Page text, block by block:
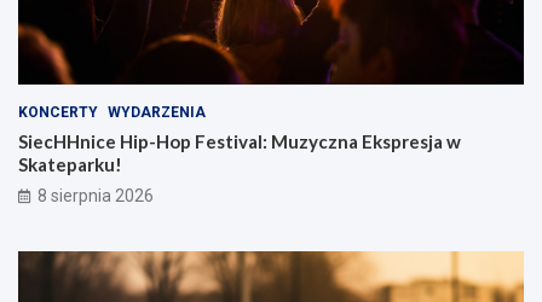
KONCERTY WYDARZENIA
SiecHHnice Hip-Hop Festival: Muzyczna Ekspresja w
Skateparku!
8 sierpnia 2026